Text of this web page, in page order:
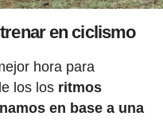
en ciclismo
hora para
los losritmos
en base a una